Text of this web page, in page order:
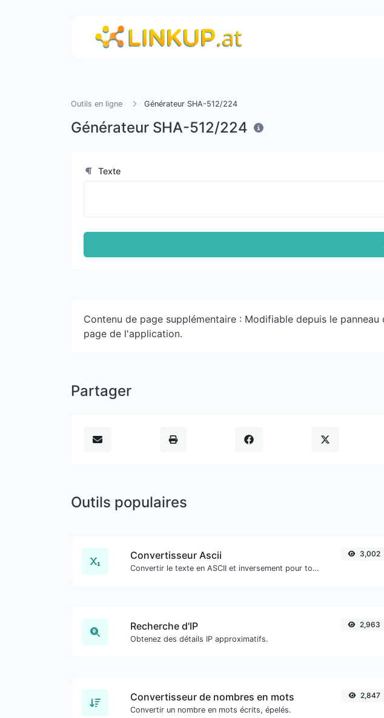
Outils en ligne Générateur SHA-512/224
Générateur SHA-512/224
Texte
Contenu de page supplémentaire : Modifiable depuis le
page de l'application.
Partager
Outils populaires
Convertisseur Ascii
Convertir le texte en ASCII et inversement pour toute entrée de chaîne.
3,002
Recherche d'IP
Obtenez des détails IP approximatifs.
2,963
Convertisseur de nombres en mots
Convertir un nombre en mots écrits, épelés.
2,847